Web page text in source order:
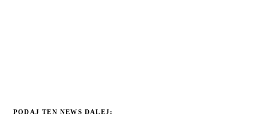
PODAJ TEN NEWS DALEJ: